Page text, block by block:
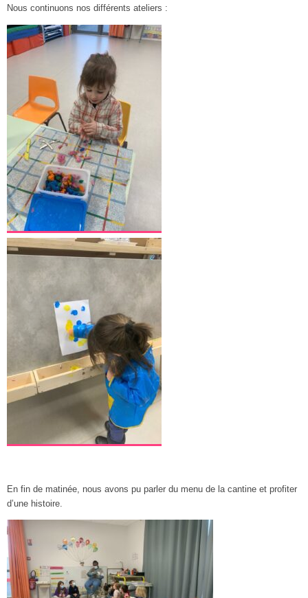
Nous continuons nos différents ateliers :
En fin de matinée, nous avons pu parler du menu de la cantine et profiter
d’une histoire.